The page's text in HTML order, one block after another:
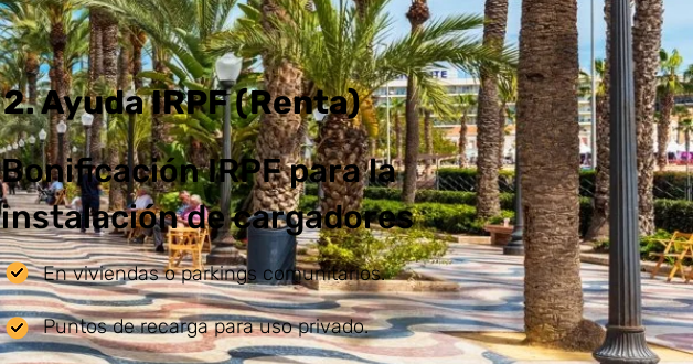
2. Ayuda IRPF (Renta)
Bonificación IRPF para la
instalación de cargadores
En viviendas o parkings comunitarios.
Puntos de recarga para uso privado.